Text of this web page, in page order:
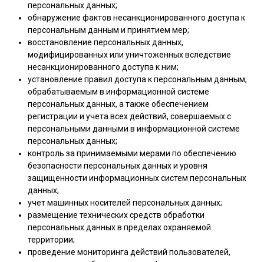
персональных данных;
обнаружение фактов несанкционированного доступа к
персональным данным и принятием мер;
восстановление персональных данных,
модифицированных или уничтоженных вследствие
несанкционированного доступа к ним;
установление правил доступа к персональным данным,
обрабатываемым в информационной системе
персональных данных, а также обеспечением
регистрации и учета всех действий, совершаемых с
персональными данными в информационной системе
персональных данных;
контроль за принимаемыми мерами по обеспечению
безопасности персональных данных и уровня
защищенности информационных систем персональных
данных;
учет машинных носителей персональных данных;
размещение технических средств обработки
персональных данных в пределах охраняемой
территории;
проведение мониторинга действий пользователей,